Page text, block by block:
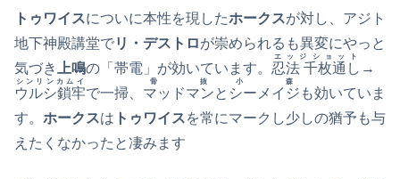
トゥワイスについに本性を現したホークスが対し、アジト
地下神殿講堂でリ・デストロが崇められるも異変にやっと
気づき
上鳴の「帯電」が効いています。 忍法 千枚通し
エッジショット
→
ウルシ鎖牢
シンリンカムイ
で一掃、 マッドマン
骨抜
と シーメイジ
小森
も効いていま
す。 ホークスは トゥワイスを常にマークし少しの猶予も与
えたくなかったと凄みます